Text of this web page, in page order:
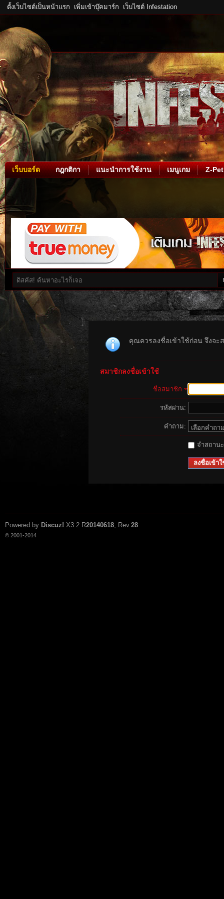
ตั้งเว็บไซต์เป็นหน้าแรก เพิ่มเข้าบุ๊คมาร์ก เว็บไซต์ Infestation
เว็บบอร์ด กฎกติกา แนะนำการใช้งาน เมนูเกม Z-Pet
คุณควรลงชื่อเข้าใช้ก่อน จึงจะ
สมาชิกลงชื่อเข้าใช้
ชื่อสมาชิก
รหัสผ่าน:
คำถาม:
จำสถาน
ลงชื่อเข้าใ
Powered by Discuz! X3.2 R20140618, Rev.28
© 2001-2014